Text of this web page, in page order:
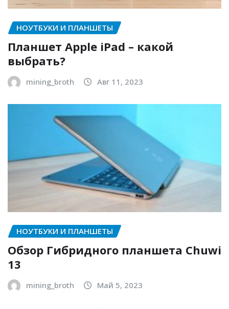
НОУТБУКИ И ПЛАНШЕТЫ
Планшет Apple iPad – какой
выбрать?
mining_broth Авг 11, 2023
НОУТБУКИ И ПЛАНШЕТЫ
Обзор Гибридного планшета Chuwi
13
mining_broth Май 5, 2023